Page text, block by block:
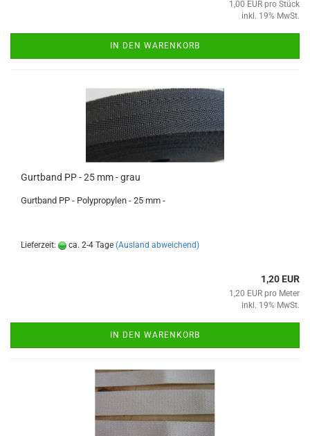
1,00 EUR pro Stück
inkl. 19% MwSt.
IN DEN WARENKORB
Gurtband PP - 25 mm - grau
Gurtband PP - Polypropylen - 25 mm -
Lieferzeit: ca. 2-4 Tage (Ausland abweichend)
1,20 EUR
1,20 EUR pro Meter
inkl. 19% MwSt.
IN DEN WARENKORB